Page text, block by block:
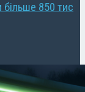
більше 850 тис